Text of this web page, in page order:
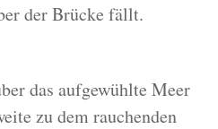
der Brücke fällt.
das aufgewühlte Meer
zu dem rauchenden